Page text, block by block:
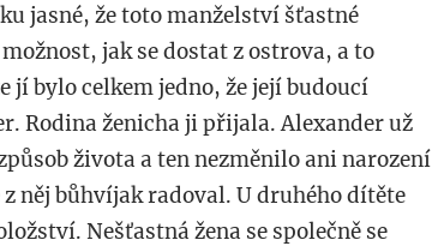
jasné, že toto manželství šťastné
jak se dostat z ostrova, a to
jí bylo celkem jedno, že její budoucí
Rodina ženicha ji přijala. Alexander už
života a ten nezměnilo ani narození
z něj bůhvíjak radoval. U druhého dítěte
Nešťastná žena se společně se